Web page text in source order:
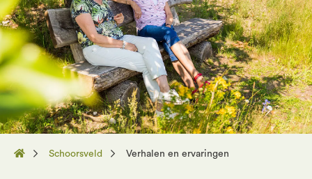
Schoorsveld Verhalen en ervaringen